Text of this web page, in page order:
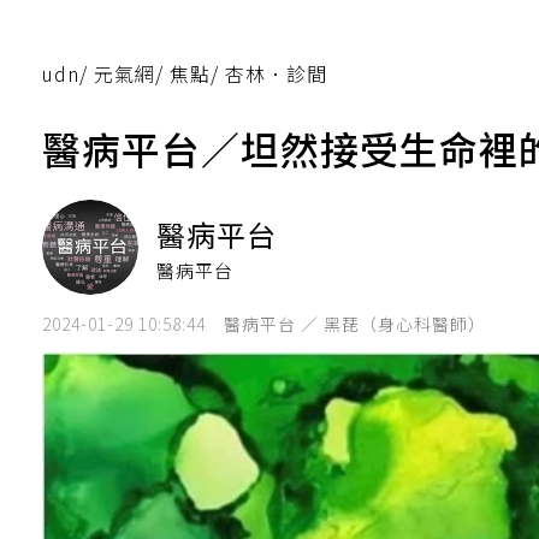
udn/ 元氣網/ 焦點/ 杏林．診間
醫病平台／坦然接受生命裡
醫病平台
醫病平台
2024-01-29 10:58:44 醫病平台 ／ 黑琵（身心科醫師）